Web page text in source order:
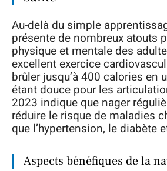
Au-delà du simple
présente de nombreux atouts
physique et mentale des
excellent exercice
brûler jusqu’à 400 calories en
étant douce pour les
2023 indique que nager
réduire le risque de maladies
que l’hypertension, le diabète
Aspects bénéfiques de la